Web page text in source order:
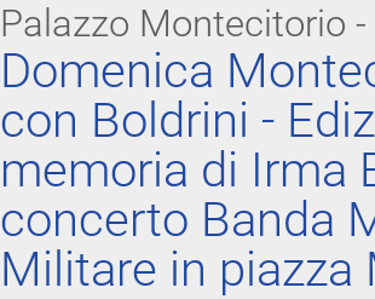
Palazzo Montecitorio
Domenica
con Boldrini -
memoria di Irma
concerto Banda
Militare in